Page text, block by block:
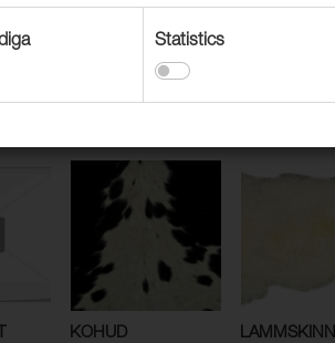
KOHUD
LAMMSKINN
Statistics